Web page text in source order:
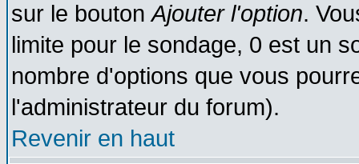
sur le boutonAjouter l'option.
limite pour le sondage, 0 est un
nombre d'options que vous
l'administrateur du forum).
Revenir en haut